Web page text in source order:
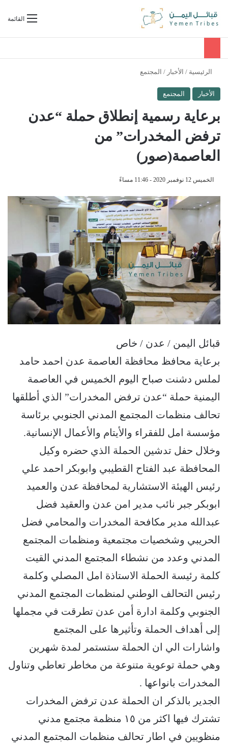
القائمةبحث عن
الرئيسية / الأخبار / المجتمع
الأخبار المجتمع
برعاية رسمية إنطلاق حملة “عدن
ترفض المخدرات” من
العاصمة(صور)
الخميس 12 نوفمبر 2020 - 11:46 مساءً
قبائل اليمن / عدن / خاص
برعاية محافظ محافظة العاصمة عدن احمد حامد
لملس دشنت صباح اليوم الخميس في العاصمة
اليمنية حملة “عدن ترفض المخدرات” الذي أطلقها
تحالف منظمات المجتمع المدني الجنوبي برئاسة
مؤسسة امل للفقراء والأيتام والأعمال الإنسانية.
وخلال حفل تدشين الحملة الذي حضره وكيل
المحافظة عبد الفتاح القطيبي وابوبكر احمد علي
رئيس الهيئة الاستشارية لمحافظة عدن والعميد
ابوبكر جبر نائب مدير امن عدن والعقيد فضل
عبدالله مدير مكافحة المخدرات والمحامي فضل
الحريبي وشخصيات مجتمعية ومنظمات المجتمع
المدني وعدد من نشطاء المجتمع المدني القيت
كلمة رئيسة الحملة الاستاذة امل المصلي وكلمة
رئيس التحالف الوطني لمنظمات المجتمع المدني
الجنوبي وكلمة ادارة أمن عدن تطرقت في مجملها
إلى أهداف الحملة وتأثيرها على المجتمع
واشارات الي ان الحملة ستستمر لمدة شهرين
وهي حملة توعوية متنوعة من مخاطر تعاطي وتناول
المخدرات بانواعها .
الجدير بالذكر ان الحملة عدن ترفض المخدرات
تشترك فيها اكثر من ١٥ منظمة مجتمع مدني
منظويين في اطار تحالف منظمات المجتمع المدني